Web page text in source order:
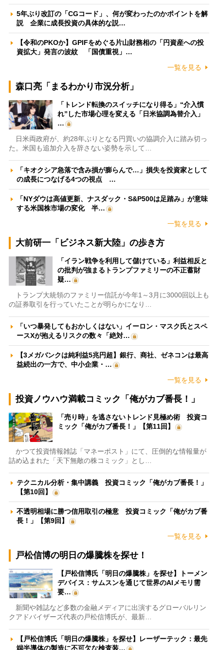
5年ぶり改訂の「CGコード」、何が変わったのかポイントを解
説 企業に成長投資の具体的な説…
【令和のPKOか】GPIFをめぐる片山財務相の「円資産への投
資拡大」発言の波紋 「国債重視」…
一覧を見る
森口亮「まるわかり市況分析」
「トレンド転換のスイッチになり得る」“介入慣
れ”した市場心理を変える「日米協調為替介入」
…
日米両政府が、約28年ぶりとなる円買いの協調介入に踏み切っ
た。米国も追加介入を辞さない姿勢を示して…
「キオクシア急落で含み損が膨らんで…」損失を投資家として
の成長につなげる4つの視点 …
「NYダウは高値更新、ナスダック・S&P500は足踏み」が意味
する米国株市場の変化 半…
一覧を見る
大前研一「ビジネス新大陸」の歩き方
「イラン戦争を利用して儲けている」利益相反と
の批判が強まるトランプファミリーの不正蓄財
疑…
トランプ大統領のファミリー信託が今年1～3月に3000回以上も
の証券取引を行っていたことが明らかになり…
「いつ暴発してもおかしくはない」イーロン・マスク氏とスペ
ースXが抱えるリスクの数々「絶対…
【3メガバンクは純利益5兆円超】銀行、商社、ゼネコンは最高
益続出の一方で、中小企業・…
一覧を見る
投資ノウハウ満載コミック「俺がカブ番長！」
「売り時」を逃さないトレンド見極め術 投資コ
ミック「俺がカブ番長！」【第11回】
かつて投資情報雑誌「マネーポスト」にて、圧倒的な情報量が
詰め込まれた「天下無敵の株コミック」とし…
テクニカル分析・集中講義 投資コミック「俺がカブ番長！」
【第10回】
不透明相場に勝つ信用取引の極意 投資コミック「俺がカブ番
長！」【第9回】
一覧を見る
戸松信博の明日の爆騰株を探せ！
【戸松信博氏「明日の爆騰株」を探せ】トーメン
デバイス：サムスンを通じて世界のAIメモリ需
要…
新聞や雑誌など多数の金融メディアに出演するグローバルリン
クアドバイザーズ代表の戸松信博氏が、最新…
【戸松信博氏「明日の爆騰株」を探せ】レーザーテック：最先
端半導体の製造に不可欠な検査装…